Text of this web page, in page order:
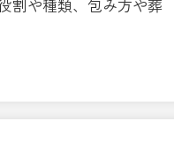
割や種類、包み方や葬